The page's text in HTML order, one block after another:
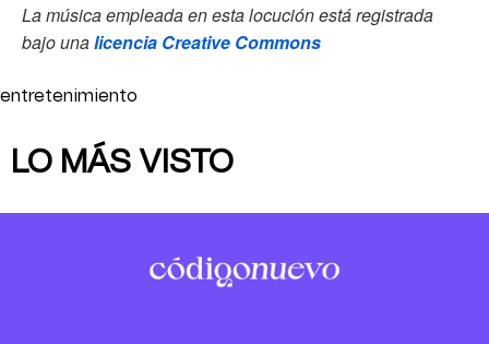
La música empleada en esta locución está registrada
bajo unalicencia Creative Commons
entretenimiento
LO MÁS VISTO